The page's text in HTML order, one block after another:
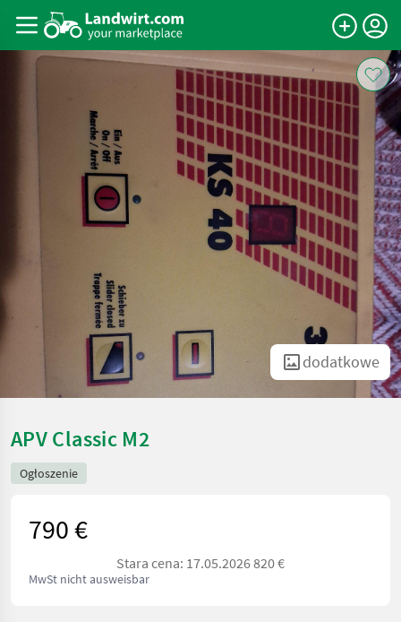
dodatkowe
APV Classic M2
Ogłoszenie
790 €
Stara cena: 17.05.2026 820 €
MwSt nicht ausweisbar